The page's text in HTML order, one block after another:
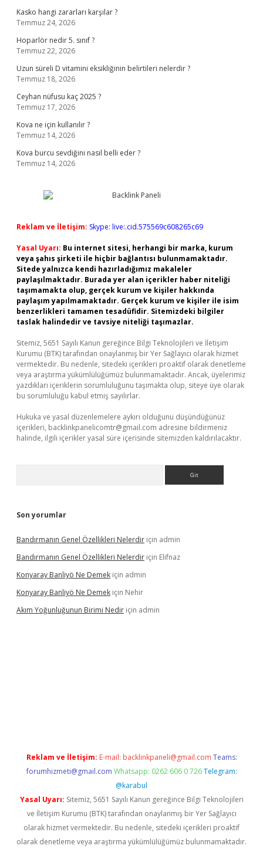
Kasko hangi zararları karşılar ?
Temmuz 24, 2026
Hoparlör nedir 5. sınıf ?
Temmuz 22, 2026
Uzun süreli D vitamini eksikliğinin belirtileri nelerdir ?
Temmuz 18, 2026
Ceyhan nüfusu kaç 2025 ?
Temmuz 17, 2026
Kova ne için kullanılır ?
Temmuz 14, 2026
Kova burcu sevdiğini nasıl belli eder ?
Temmuz 14, 2026
Reklam ve İletişim: Skype: live:.cid.575569c608265c69
Yasal Uyarı: Bu internet sitesi, herhangi bir marka, kurum
veya şahıs şirketi ile hiçbir bağlantısı bulunmamaktadır.
Sitede yalnızca kendi hazırladığımız makaleler
paylaşılmaktadır. Burada yer alan içerikler haber niteliği
taşımamakta olup, gerçek kurum ve kişiler hakkında
paylaşım yapılmamaktadır. Gerçek kurum ve kişiler ile isim
benzerlikleri tamamen tesadüfidir. Sitemizdeki bilgiler
taslak halindedir ve tavsiye niteliği taşımazlar.
Sitemiz, 5651 Sayılı Kanun gereğince Bilgi Teknolojileri ve İletişim
Kurumu (BTK) tarafından onaylanmış bir Yer Sağlayıcı olarak hizmet
vermektedir. Bu nedenle, sitedeki içerikleri proaktif olarak denetleme
veya araştırma yükümlülüğümüz bulunmamaktadır. Ancak, üyelerimiz
yazdıkları içeriklerin sorumluluğunu taşımakta olup, siteye üye olarak
bu sorumluluğu kabul etmiş sayılırlar.
Hukuka ve yasal düzenlemelere aykırı olduğunu düşündüğünüz
içerikleri, backlinkpanelicomtr@gmail.com adresine bildirmeniz
halinde, ilgili içerikler yasal süre içerisinde sitemizden kaldırılacaktır.
Son yorumlar
Bandırmanın Genel Özellikleri Nelerdir için admin
Bandırmanın Genel Özellikleri Nelerdir için Elifnaz
Konyaray Banliyö Ne Demek için admin
Konyaray Banliyö Ne Demek için Nehir
Akım Yoğunluğunun Birimi Nedir için admin
Reklam ve İletişim: E-mail: backlinkpaneli@gmail.com Teams:
forumhizmeti@gmail.com Whatsapp: 0262 606 0 726 Telegram:
@karabul
Yasal Uyarı: Sitemiz, 5651 Sayılı Kanun gereğince Bilgi Teknolojileri
ve İletişim Kurumu (BTK) tarafından onaylanmış bir Yer Sağlayıcı
olarak hizmet vermektedir. Bu nedenle, sitedeki içerikleri proaktif
olarak denetleme veya araştırma yükümlülüğümüz bulunmamaktadır.